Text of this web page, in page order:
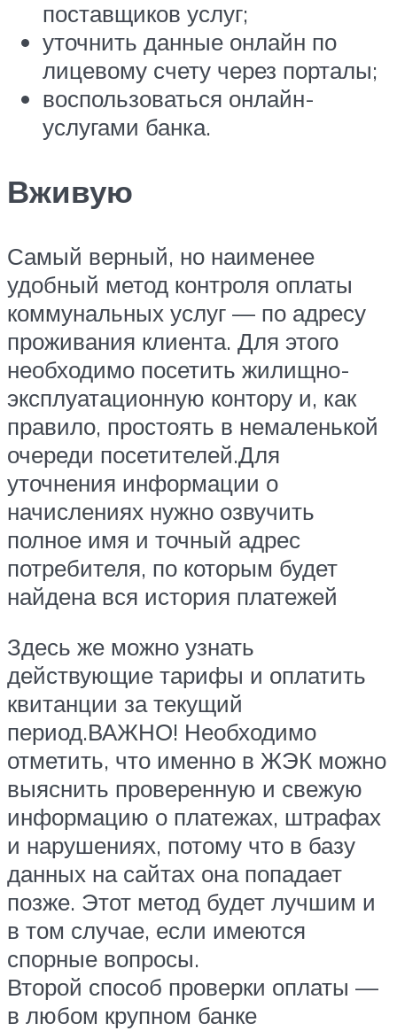
поставщиков услуг;
уточнить данные онлайн по
лицевому счету через порталы;
воспользоваться онлайн-
услугами банка.
Вживую
Самый верный, но наименее
удобный метод контроля оплаты
коммунальных услуг — по адресу
проживания клиента. Для этого
необходимо посетить жилищно-
эксплуатационную контору и, как
правило, простоять в немаленькой
очереди посетителей.Для
уточнения информации о
начислениях нужно озвучить
полное имя и точный адрес
потребителя, по которым будет
найдена вся история платежей
Здесь же можно узнать
действующие тарифы и оплатить
квитанции за текущий
период.ВАЖНО! Необходимо
отметить, что именно в ЖЭК можно
выяснить проверенную и свежую
информацию о платежах, штрафах
и нарушениях, потому что в базу
данных на сайтах она попадает
позже. Этот метод будет лучшим и
в том случае, если имеются
спорные вопросы.
Второй способ проверки оплаты —
в любом крупном банке